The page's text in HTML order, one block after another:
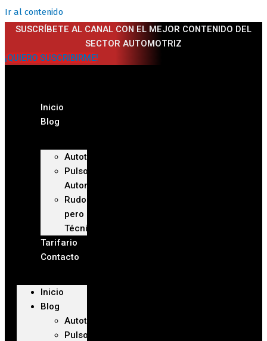
Ir al contenido
SUSCRÍBETE AL CANAL CON EL MEJOR CONTENIDO DEL
SECTOR AUTOMOTRIZ
¡QUIERO SUSCRIBIRME!
Inicio
Blog
Autoteca
Pulso
Automotriz
Rudo
pero
Técnico
Tarifario
Contacto
Inicio
Blog
Autoteca
Pulso